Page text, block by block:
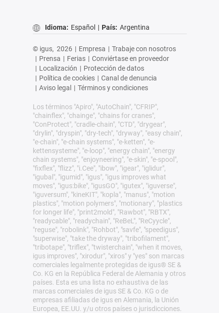
Idioma: Español | País: Argentina
© igus, 2026 | Empresa | Trabaje con nosotros
| Prensa | Ferias | Conviértase en proveedor
| Localización | Protección de datos
| Política de cookies | Canal de denuncia
| Aviso legal | Términos y condiciones
Los términos "Apiro", "AutoChain", "CFRIP",
"chainflex", "chainge", "chains for cranes",
"ConProtect", "cradle-chain", "CTD", "drygear",
"drylin", "dryspin", "dry-tech", "dryway", "easy chain",
"e-chain", "e-chain systems", "e-ketten", "e-
kettensysteme", "e-loop", "energy chain", "energy
chain systems", "enjoyneering", "e-skin", "e-spool",
"fixflex", "flizz", "i.Cee", "ibow", "igear", "iglidur",
"igubal", "igumid", "igus", "igus improves what
moves", "igus:bike", "igusGO", "igutex", "iguverse",
"iguversum", "kineKIT", "kopla", "manus", "motion
plastics", "motion polymers", "motionary", "plastics
for longer life", "print2mold", "Rawbot", "RBTX",
"readycable", "readychain", "ReBeL", "ReCyycle",
"reguse", "robolink", "Rohbot", "savfe", "speedigus",
"superwise", "take the dryway", "tribofilament",
"tribotape", "triflex", "twisterchain", "when it moves,
igus improves", "xirodur", "xiros" y "yes" son marcas
comerciales legalmente protegidas de igus® SE &
Co. KG en la República Federal de Alemania y otros
países. Esta es una lista no exhaustiva de las
marcas comerciales de igus SE & Co. KG o de
empresas afiliadas de igus en Alemania, la Unión
Europea, EE.UU. y/u otros países o jurisdicciones.